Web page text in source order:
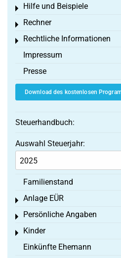
Hilfe und Beispiele
Toggle menu
Rechner
Toggle menu
Rechtliche Informationen
Toggle menu
Impressum
Presse
Download des kostenlosen
Steuerhandbuch:
Auswahl Steuerjahr:
Familienstand
Anlage EÜR
Toggle menu
Persönliche Angaben
Toggle menu
Kinder
Toggle menu
Einkünfte Ehemann